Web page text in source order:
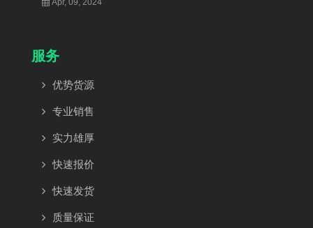
服务
优势货源
专业销售
实力雄厚
快速报价
快速发货
质量保证